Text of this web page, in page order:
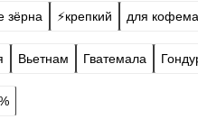
зёрна ⚡️крепкий для
Вьетнам Гватемала